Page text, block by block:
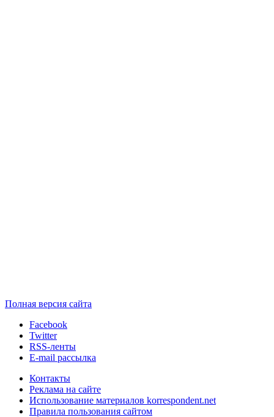
Полная версия сайта
Facebook
Twitter
RSS-ленты
E-mail рассылка
Контакты
Реклама на сайте
Использование материалов korrespondent.net
Правила пользования сайтом